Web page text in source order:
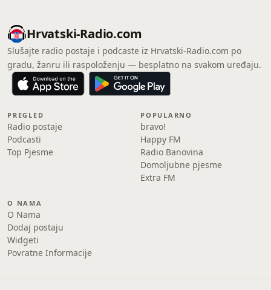
Hrvatski-Radio.com
Slušajte radio postaje i podcaste iz Hrvatski-Radio.com po
gradu, žanru ili raspoloženju — besplatno na svakom uređaju.
PREGLED
Radio postaje
Podcasti
Top Pjesme
POPULARNO
bravo!
Happy FM
Radio Banovina
Domoljubne pjesme
Extra FM
O NAMA
O Nama
Dodaj postaju
Widgeti
Povratne Informacije